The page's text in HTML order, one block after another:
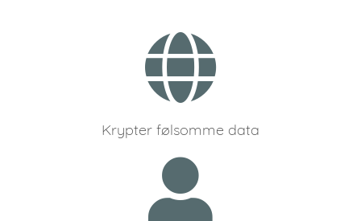
Krypter følsomme data